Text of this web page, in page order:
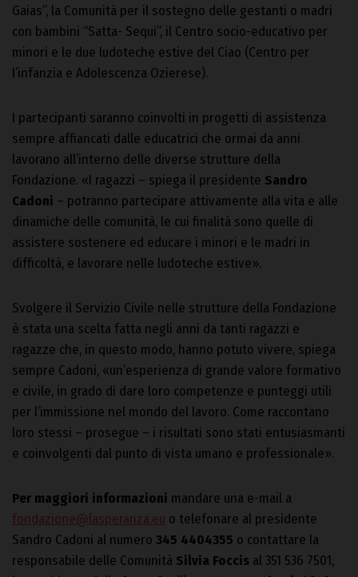
Gaias”, la Comunità per il sostegno delle gestanti o madri
con bambini “Satta- Sequi”, il Centro socio-educativo per
minori e le due ludoteche estive del Ciao (Centro per
l’infanzia e Adolescenza Ozierese).
I partecipanti saranno coinvolti in progetti di assistenza
sempre affiancati dalle educatrici che ormai da anni
lavorano all’interno delle diverse strutture della
Fondazione. «I ragazzi – spiega il presidente Sandro
Cadoni – potranno partecipare attivamente alla vita e alle
dinamiche delle comunità, le cui finalità sono quelle di
assistere sostenere ed educare i minori e le madri in
difficoltà, e lavorare nelle ludoteche estive».
Svolgere il Servizio Civile nelle strutture della Fondazione
è stata una scelta fatta negli anni da tanti ragazzi e
ragazze che, in questo modo, hanno potuto vivere, spiega
sempre Cadoni, «un’esperienza di grande valore formativo
e civile, in grado di dare loro competenze e punteggi utili
per l’immissione nel mondo del lavoro. Come raccontano
loro stessi – prosegue – i risultati sono stati entusiasmanti
e coinvolgenti dal punto di vista umano e professionale».
Per maggiori informazioni mandare una e-mail a
fondazione@lasperanza.eu o telefonare al presidente
Sandro Cadoni al numero 345 4404355 o contattare la
responsabile delle Comunità Silvia Foccis al 351 536 7501,